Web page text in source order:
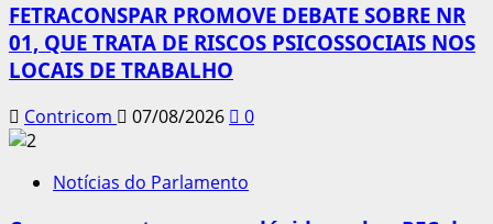
FETRACONSPAR PROMOVE DEBATE SOBRE NR
01, QUE TRATA DE RISCOS PSICOSSOCIAIS NOS
LOCAIS DE TRABALHO
Contricom 07/08/2026 0
Notícias do Parlamento